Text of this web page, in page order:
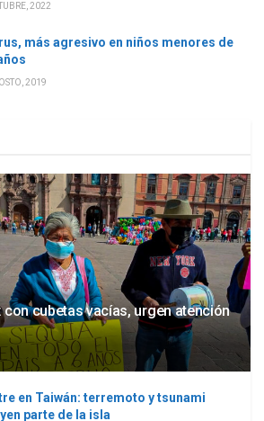
2022
más agresivo en niños menores de
2019
cubetas vacías, urgen atención
en Taiwán: terremoto y tsunami
parte de la isla